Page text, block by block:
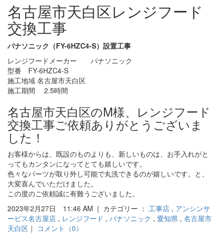
名古屋市天白区レンジフード
交換工事
パナソニック（FY-6HZC4-S）設置工事
レンジフードメーカー パナソニック
型番 FY-6HZC4-S
施工地域 名古屋市天白区
施工期間 2.5時間
名古屋市天白区のM様、レンジフード
交換工事ご依頼ありがとうございま
した！
お客様からは、既設のものよりも、新しいものは、お手入れがと
ってもカンタンになってとても嬉しいです。
色々なパーツが取り外し可能で丸洗できるのが嬉しいです。と、
大変喜んでいただけました。
この度のご依頼誠に有難うございました。
2023年2月27日 11:46 AM | カテゴリー ： 工事店 , アンシンサ
ービス名古屋店 , レンジフード , パナソニック , 愛知県 , 名古屋市
天白区 ｜ コメント（0）